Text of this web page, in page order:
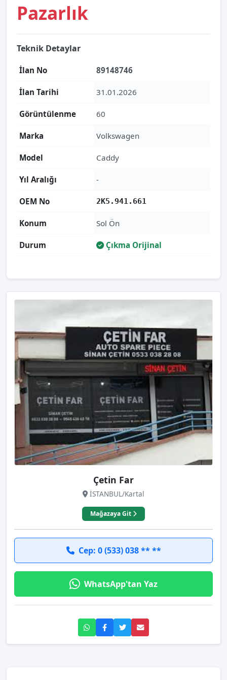
Pazarlık
Teknik Detaylar
İlan No 89148746
İlan Tarihi 31.01.2026
Görüntülenme 60
Marka Volkswagen
Model Caddy
Yıl Aralığı -
OEM No 2K5.941.661
Konum Sol Ön
Durum Çıkma Orijinal
Çetin Far
İSTANBUL/Kartal
Mağazaya Git
Cep: 0 (533) 038 ** **
WhatsApp'tan Yaz